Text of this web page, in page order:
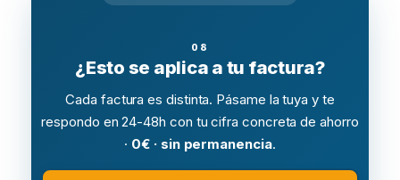
¿Esto se aplica a tu factura?
Cada factura es distinta. Pásame la tuya y te
respondo en 24-48h con tu cifra concreta de ahorro
· 0€ · sin permanencia.